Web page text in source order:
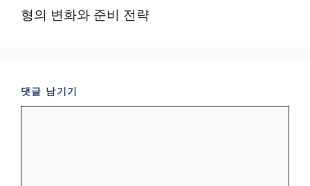
형의 변화와 준비 전략
댓글 남기기